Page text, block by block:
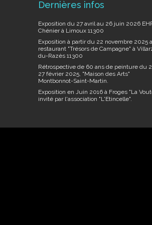
Dernières infos
Exposition du 27 avril au 26 juin 2026
Chénier à Limoux 11300
Exposition à partir du 22 novembre 2025
restaurant "Trésors de Campagne" à
du-Razès 11300
Rétrospective de 60 ans de peinture du
27 février 2025, "Maison des Arts"
Montbonnot-Saint-Martin.
Exposition en Juin 2016 à Froges "La
invité par l'association "L'Etincelle".